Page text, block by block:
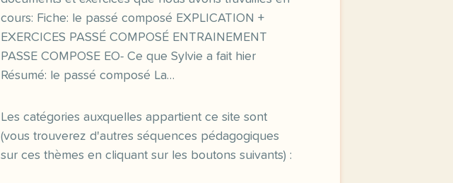
cours: Fiche: le passé composé EXPLICATION +
EXERCICES PASSÉ COMPOSÉ ENTRAINEMENT
PASSE COMPOSE EO- Ce que Sylvie a fait hier
Résumé: le passé composé La…
Les catégories auxquelles appartient ce site sont
(vous trouverez d'autres séquences pédagogiques
sur ces thèmes en cliquant sur les boutons suivants) :